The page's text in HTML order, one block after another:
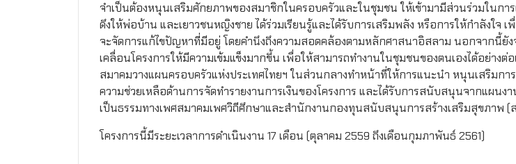
จำเป็นต้องหนุนเสริมศักยภาพของสมาชิกในครอบครัวและในชุมชน ให้เข้ามามีส่วนร่วมในกา
ดึงให้พ่อบ้าน และเยาวชนหญิงชาย ได้ร่วมเรียนรู้และได้รับการเสริมพลัง หรือการให้กำลังใจ
จะจัดการแก้ไขปัญหาที่มีอยู่ โดยคำนึงถึงความสอดคล้องตามหลักศาสนาอิสลาม นอกจากนี้ยั
เคลื่อนโครงการให้มีความเข้มแข็งมากขึ้น เพื่อให้สามารถทำงานในชุมชนของตนเองได้อย่าง
สมาคมวางแผนครอบครัวแห่งประเทศไทยฯ ในส่วนกลางทำหน้าที่ให้การแนะนำ หนุนเสริมกา
ความช่วยเหลือด้านการจัดทำรายงานการเงินของโครงการ และได้รับการสนับสนุนจากแผนง
เป็นธรรมทางเพศสมาคมเพศวิถีศึกษาและสำนักงานกองทุนสนับสนุนการสร้างเสริมสุขภาพ (
โครงการนี้มีระยะเวลาการดำเนินงาน 17 เดือน (ตุลาคม 2559 ถึงเดือนกุมภาพันธ์ 2561)